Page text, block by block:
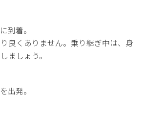
到着。
良くありません。乗り継ぎ中は、身
ましょう。
出発。